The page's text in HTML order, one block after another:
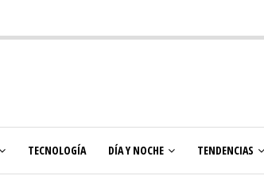
TECNOLOGÍA DÍA Y NOCHE TENDENCIAS